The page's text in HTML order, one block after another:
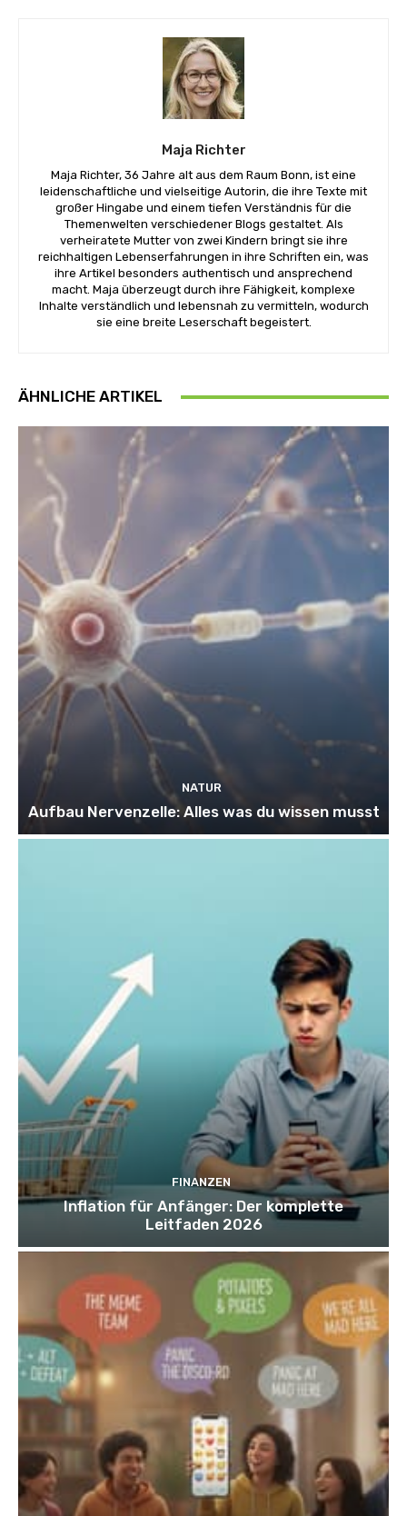
Maja Richter
Maja Richter, 36 Jahre alt aus dem Raum Bonn, ist eine
leidenschaftliche und vielseitige Autorin, die ihre Texte mit
großer Hingabe und einem tiefen Verständnis für die
Themenwelten verschiedener Blogs gestaltet. Als
verheiratete Mutter von zwei Kindern bringt sie ihre
reichhaltigen Lebenserfahrungen in ihre Schriften ein, was
ihre Artikel besonders authentisch und ansprechend
macht. Maja überzeugt durch ihre Fähigkeit, komplexe
Inhalte verständlich und lebensnah zu vermitteln, wodurch
sie eine breite Leserschaft begeistert.
ÄHNLICHE ARTIKEL
NATUR
Aufbau Nervenzelle: Alles was du wissen musst
FINANZEN
Inflation für Anfänger: Der komplette
Leitfaden 2026